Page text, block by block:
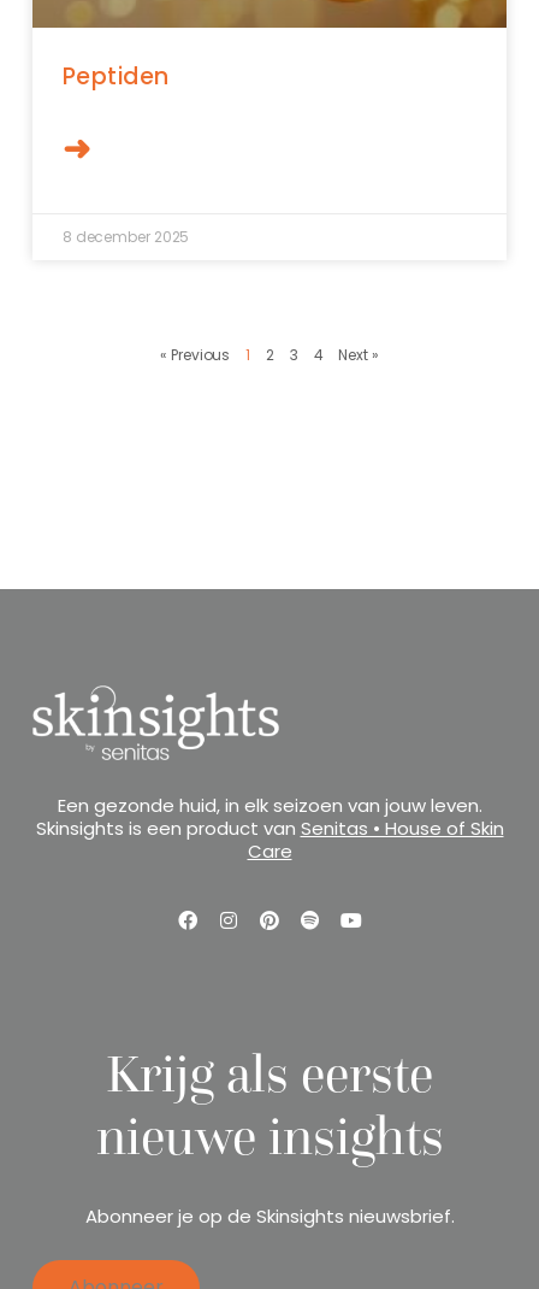
Peptiden
➜
8 december 2025
« Previous 1 2 3 4 Next »
Een gezonde huid, in elk seizoen van jouw leven.
Skinsights is een product van Senitas • House of Skin
Care
Krijg als eerste
nieuwe insights
Abonneer je op de Skinsights nieuwsbrief.